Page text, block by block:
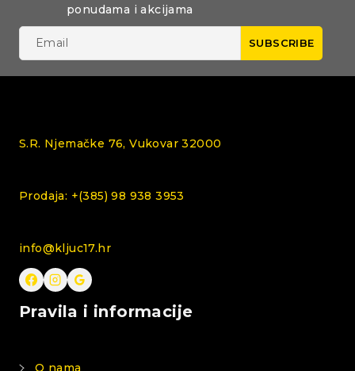
ponudama i akcijama
S.R. Njemačke 76, Vukovar 32000
Prodaja: +(385) 98 938 3953
info@kljuc17.hr
Pravila i informacije
O nama